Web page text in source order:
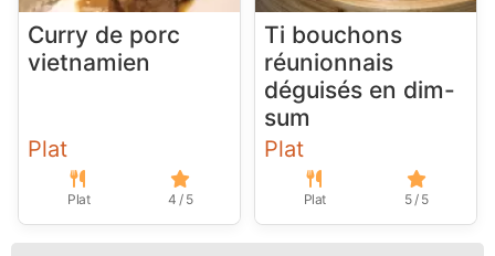
Curry de porc
vietnamien
Plat
Plat 4 / 5
Ti bouchons
réunionnais
déguisés en dim-
sum
Plat
Plat 5 / 5